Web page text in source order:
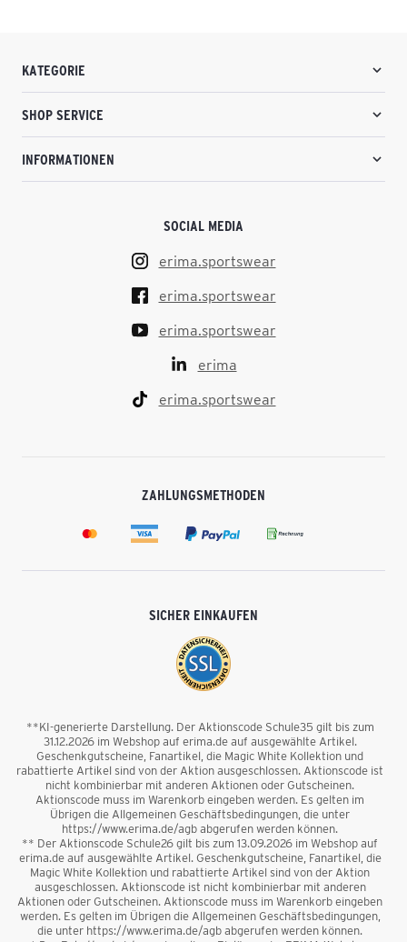
KATEGORIE
SHOP SERVICE
INFORMATIONEN
SOCIAL MEDIA
erima.sportswear
erima.sportswear
erima.sportswear
erima
erima.sportswear
ZAHLUNGSMETHODEN
SICHER EINKAUFEN
**KI-generierte Darstellung. Der Aktionscode Schule35 gilt bis zum
31.12.2026 im Webshop auf erima.de auf ausgewählte Artikel.
Geschenkgutscheine, Fanartikel, die Magic White Kollektion und
rabattierte Artikel sind von der Aktion ausgeschlossen. Aktionscode ist
nicht kombinierbar mit anderen Aktionen oder Gutscheinen.
Aktionscode muss im Warenkorb eingeben werden. Es gelten im
Übrigen die Allgemeinen Geschäftsbedingungen, die unter
https://www.erima.de/agb abgerufen werden können.
** Der Aktionscode Schule26 gilt bis zum 13.09.2026 im Webshop auf
erima.de auf ausgewählte Artikel. Geschenkgutscheine, Fanartikel, die
Magic White Kollektion und rabattierte Artikel sind von der Aktion
ausgeschlossen. Aktionscode ist nicht kombinierbar mit anderen
Aktionen oder Gutscheinen. Aktionscode muss im Warenkorb eingeben
werden. Es gelten im Übrigen die Allgemeinen Geschäftsbedingungen,
die unter https://www.erima.de/agb abgerufen werden können.